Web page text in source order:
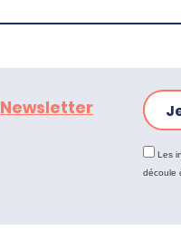
Newsletter
Les
découle